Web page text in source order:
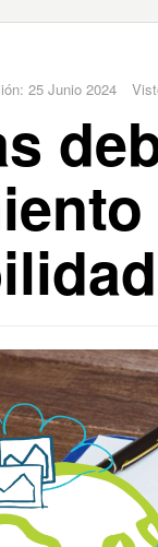
25 Junio 2024